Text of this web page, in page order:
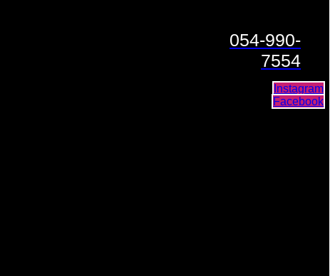
054-990-
7554
Instagram
Facebook